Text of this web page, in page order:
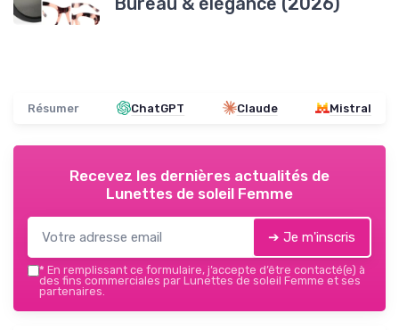
Résumer ChatGPT Claude Mistral
Recevez les dernières actualités de
Lunettes de soleil Femme
➔ Je m'inscris
* En remplissant ce formulaire, j’accepte d’être contacté(e) à
des fins commerciales par Lunettes de soleil Femme et ses
partenaires.